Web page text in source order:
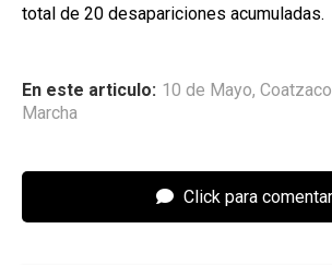
total de 20 desapariciones acumuladas.
En este articulo: 10 de Mayo,
Marcha
Click para comentar